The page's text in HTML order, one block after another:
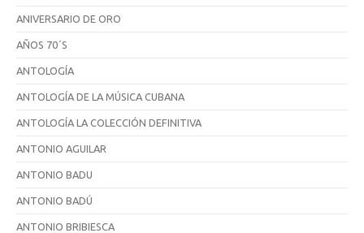
ANIVERSARIO DE ORO
AÑOS 70´S
ANTOLOGÍA
ANTOLOGÍA DE LA MÚSICA CUBANA
ANTOLOGÍA LA COLECCIÓN DEFINITIVA
ANTONIO AGUILAR
ANTONIO BADU
ANTONIO BADÚ
ANTONIO BRIBIESCA